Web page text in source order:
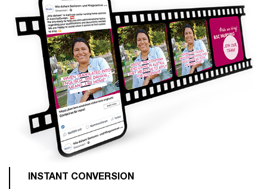
INSTANT CONVERSION